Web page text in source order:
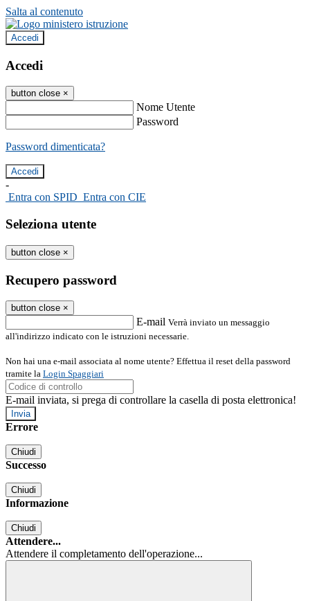
Salta al contenuto
Accedi
Accedi
button close ×
Nome Utente
Password
Password dimenticata?
-
Entra con SPID Entra con CIE
Seleziona utente
button close ×
Recupero password
button close ×
E-mail Verrà inviato un messaggio
all'indirizzo indicato con le istruzioni necessarie.
Non hai una e-mail associata al nome utente? Effettua il reset della password
tramite la Login Spaggiari
E-mail inviata, si prega di controllare la casella di posta elettronica!
Errore
Chiudi
Successo
Chiudi
Informazione
Chiudi
Attendere...
Attendere il completamento dell'operazione...